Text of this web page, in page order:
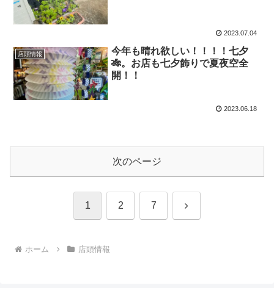
2023.07.04
店頭情報
今年も晴れ欲しい！！！！七夕
🎋。お店も七夕飾りで夏夜空全
開！！
2023.06.18
次のページ
1 2 7 次
ホーム 店頭情報